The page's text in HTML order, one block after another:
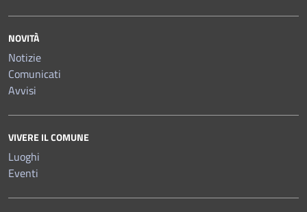
NOVITÀ
Notizie
Comunicati
Avvisi
VIVERE IL COMUNE
Luoghi
Eventi